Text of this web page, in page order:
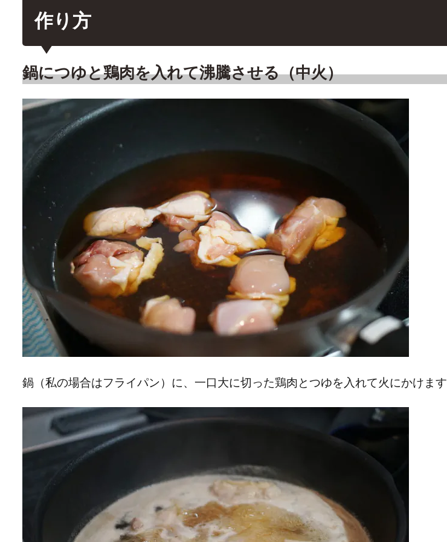
作り方
鍋につゆと鶏肉を入れて沸騰させる（中火）
鍋（私の場合はフライパン）に、一口大に切った鶏肉とつゆを入れて火にかけます